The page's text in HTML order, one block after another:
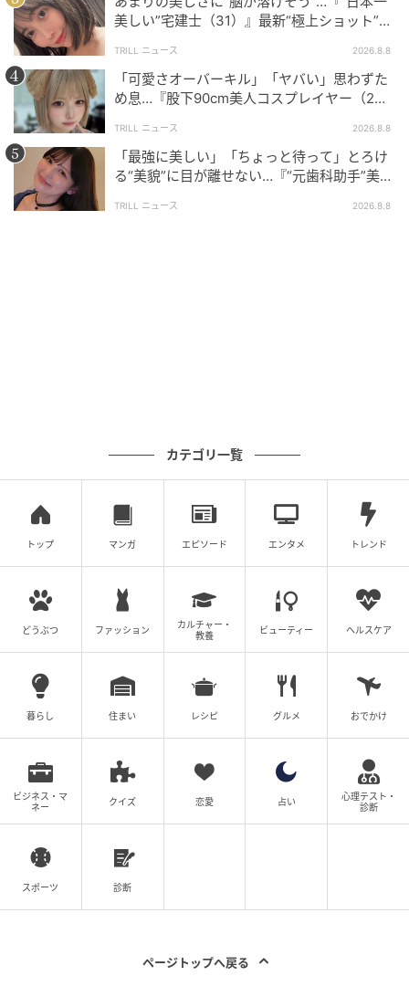
@shihohara
出来栄えは、原さんいわく「陶器のようなドール
肌」。セミマットで滑らかな質感に、思わず見入って
しまいますね。得意げな表情からも、仕上がりへの自
原さんの投稿には、ファンから称賛のコメントが数多
く寄せられました。「お肌めっちゃ綺麗」「志保さん
綺麗ですね」「超美しいです」など、透明感あふれる
肌に見とれる声が相次いでいます。
なかには「シルキースキンカバーでサンドイッチする
のもありだね」と、紹介されたテクニックに反応する
声も。原さんの惜しみない美容情報に、参考になった
原さんは、TikTokで不定期にライブを配信中。飾らな
いトークとともに、美容のヒントを届けてくれていま
す。年齢を重ねてなお輝き続ける原さんから、これか
らも目が離せませんね！
美しい”宅建士（31）』最新“極上ショット”に
TRILL ニュース 2026.8.8
「可愛さオーバーキル」「ヤバい」思わずた
め息…『股下90cm美人コスプレイヤー（2
TRILL ニュース 2026.8.8
「最強に美しい」「ちょっと待って」とろけ
る“美貌”に目が離せない…『“元歯科助手”美女
TRILL ニュース 2026.8.8
カテゴリ一覧
トップ マンガ エピソード エンタメ トレンド
どうぶつ ファッション
カルチャー・
教養
ビューティー ヘルスケア
暮らし 住まい レシピ グルメ おでかけ
ビジネス・マ
ネー
クイズ 恋愛 占い
心理テスト・
診断
スポーツ 診断
ページトップへ戻る